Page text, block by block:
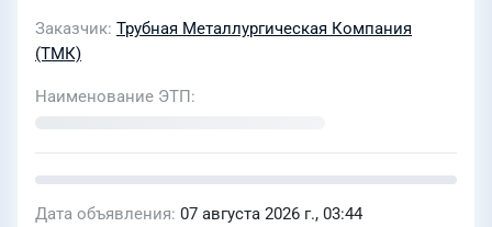
Заказчик Трубная Металлургическая Компания
(ТМК)
Наименование ЭТП
Дата объявления 07 августа 2026 г., 03:44